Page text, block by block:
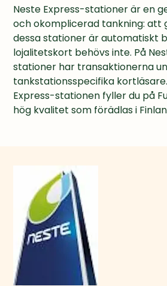
Neste Express-stationer är en
och okomplicerad tankning: att
dessa stationer är automatiskt
lojalitetskort behövs inte. På
stationer har transaktionerna
tankstationsspecifika
Express-stationen fyller du på
hög kvalitet som förädlas i